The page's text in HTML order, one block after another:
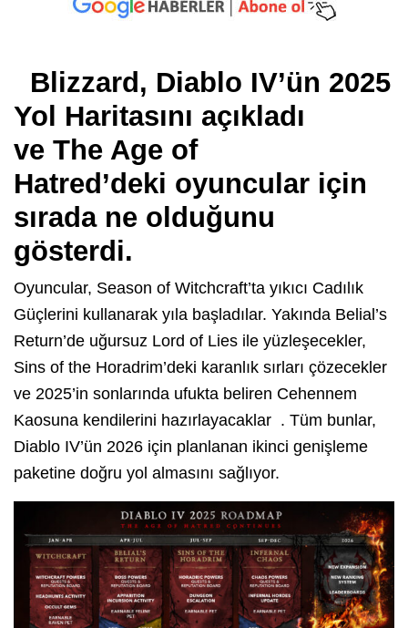
Blizzard, Diablo IV’ün 2025
Yol Haritasını açıkladı
ve The Age of
Hatred’deki oyuncular için
sırada ne olduğunu
gösterdi.
Oyuncular, Season of Witchcraft’ta yıkıcı Cadılık
Güçlerini kullanarak yıla başladılar. Yakında Belial’s
Return’de uğursuz Lord of Lies ile yüzleşecekler,
Sins of the Horadrim’deki karanlık sırları çözecekler
ve 2025’in sonlarında ufukta beliren Cehennem
Kaosuna kendilerini hazırlayacaklar . Tüm bunlar,
Diablo IV’ün 2026 için planlanan ikinci genişleme
paketine doğru yol almasını sağlıyor.